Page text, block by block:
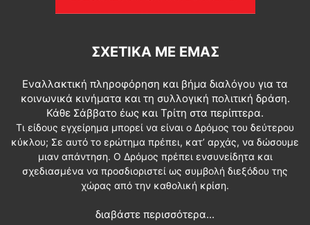
ΣΧΕΤΙΚΆ ΜΕ ΕΜΆΣ
Εναλλακτική πληροφόρηση και βήμα διαλόγου για τα
κοινωνικά κινήματα και τη συλλογική πολιτική δράση.
Κάθε Σάββατο έως και Τρίτη στα περίπτερα.
Τι είδους εγχείρημα μπορεί να είναι ο Δρόμος του δεύτερου
κύκλου; Σε αυτό το ερώτημα πρέπει, κατ’ αρχάς, να δώσουμε
μιαν απάντηση. Ο Δρόμος πρέπει ενσυνείδητα και
σχεδιασμένα να προσδιοριστεί ως συμβολή διεξόδου της
χώρας από την καθολική κρίση.
διαβάστε περισσότερα...